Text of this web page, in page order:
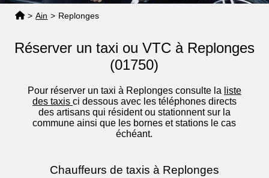
> Ain > Replonges
Réserver un taxi ou VTC à Replonges
(01750)
Pour réserver un taxi à Replonges consulte la liste
des taxis ci dessous avec les téléphones directs
des artisans qui résident ou stationnent sur la
commune ainsi que les bornes et stations le cas
échéant.
Chauffeurs de taxis à Replonges